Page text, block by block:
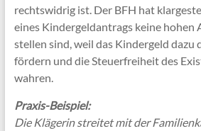
rechtswidrig ist. Der BFH hat
eines Kindergeldantrags keine hohen
stellen sind, weil das Kindergeld dazu
fördern und die Steuerfreiheit des
wahren.
Praxis-Beispiel:
Die Klägerin streitet mit der